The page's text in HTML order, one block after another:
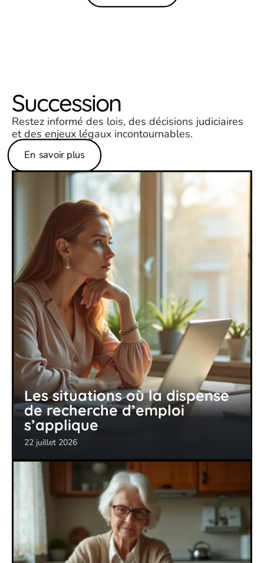
Succession
Restez informé des lois, des décisions judiciaires
et des enjeux légaux incontournables.
En savoir plus
Les situations où la dispense
de recherche d’emploi
s’applique
22 juillet 2026